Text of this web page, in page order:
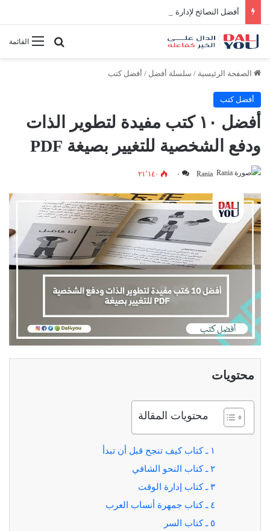
أفضل النصائح لإدارة الوقت بفعالية
القائمةبحث عن
الصفحة الرئيسية / سلسلة أفضل / أفضل كتب
أفضل كتب
أفضل ١٠ كتب مفيدة لتطوير الذات
ودفع الشخصية للتغيير بصيغة PDF
Rania ٠ ٢١٬١٤٠
محتويات
محتويات المقالة
١ ـ كتاب كيف تنجح قبل أن تبدأ
٢ ـ كتاب النحو الشافي
٣ ـ كتاب إدارة الوقت
٤ ـ كتاب جمهرة أنساب العرب
٥ ـ كتاب السر